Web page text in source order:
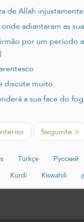
Allah
adiantaram as
por um período
discute muito.
a sua face do
Seguinte >
Türkçe Русский
Kurdî Kiswahili